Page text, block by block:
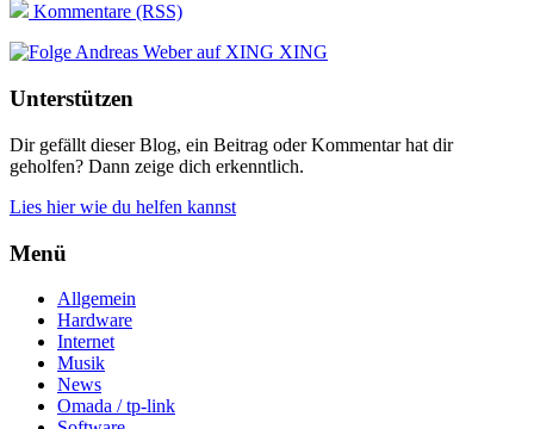
Kommentare (RSS)
XING
Unterstützen
Dir gefällt dieser Blog, ein Beitrag oder Kommentar hat dir
geholfen? Dann zeige dich erkenntlich.
Lies hier wie du helfen kannst
Menü
Allgemein
Hardware
Internet
Musik
News
Omada / tp-link